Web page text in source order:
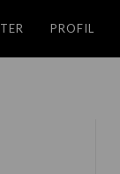
PROFIL